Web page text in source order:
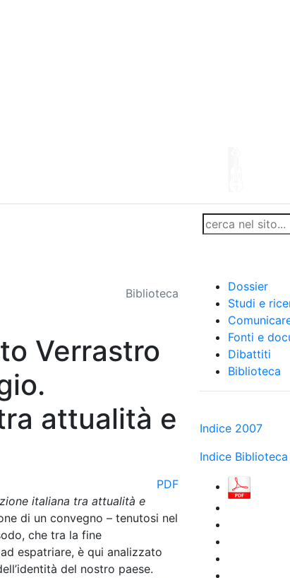
Biblioteca
Verrastro
attualità e
PDF
italiana tra attualità e
di un convegno – tenutosi nel
che tra la fine
espatriare, è qui analizzato
del nostro paese.
Dossier
Studi e
Fonti e
Dibattiti
Biblioteca
Indice 2007
Indice